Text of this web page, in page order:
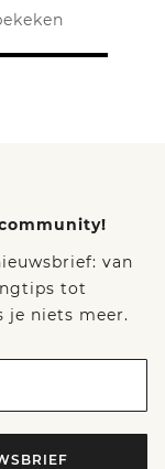
van
tot
je niets meer.